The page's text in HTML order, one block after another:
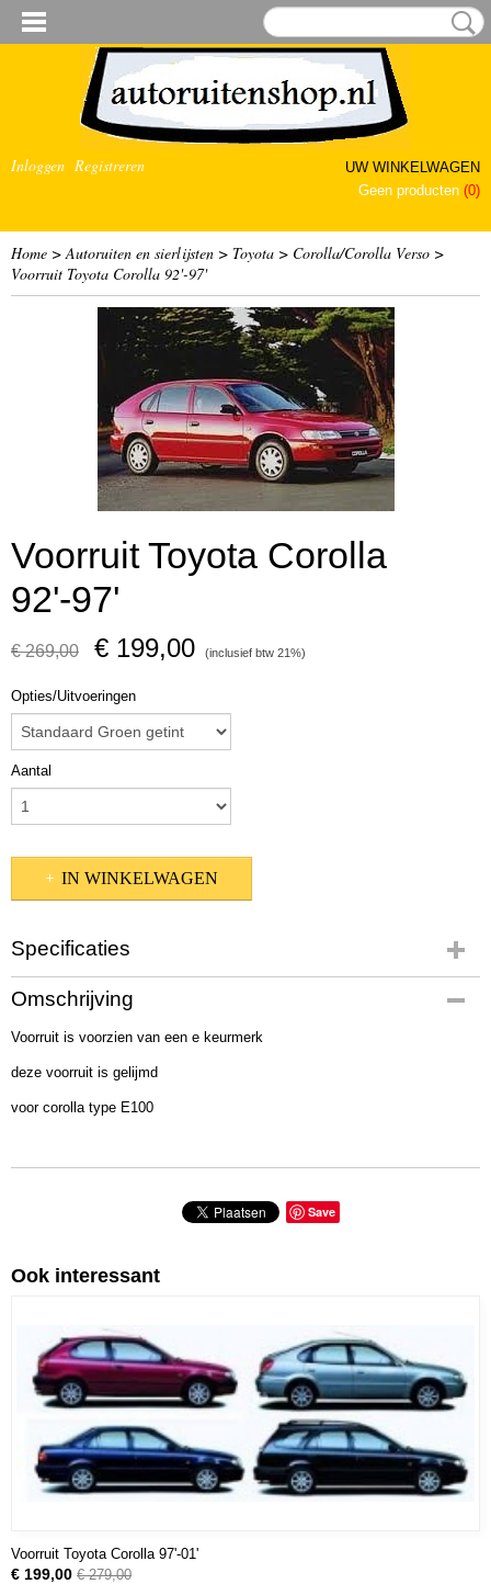
Inloggen Registreren
UW WINKELWAGEN
Geen producten (0)
Home >Autoruiten en sierlijsten > Toyota > Corolla/Corolla Verso >
Voorruit Toyota Corolla 92'-97'
Voorruit Toyota Corolla
92'-97'
€ 269,00 € 199,00 (inclusief btw 21%)
Opties/Uitvoeringen
Aantal
IN WINKELWAGEN
Specificaties
Productcode
417-821
Omschrijving
Voorruit is voorzien van een e keurmerk
deze voorruit is gelijmd
voor corolla type E100
Save
Ook interessant
Voorruit Toyota Corolla 97'-01'
€ 199,00 € 279,00